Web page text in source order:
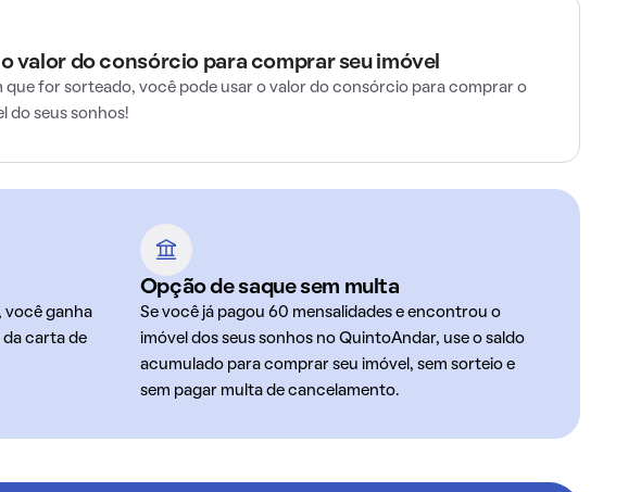
o valor do consórcio para comprar seu imóvel
que for sorteado, você pode usar o valor do consórcio para comprar o
do seus sonhos!
você ganha
da carta de
Opção de saque sem multa
Se você já pagou 60 mensalidades e encontrou o
imóvel dos seus sonhos no QuintoAndar, use o saldo
acumulado para comprar seu imóvel, sem sorteio e
sem pagar multa de cancelamento.